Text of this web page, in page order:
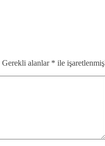
Gerekli alanlar * ile